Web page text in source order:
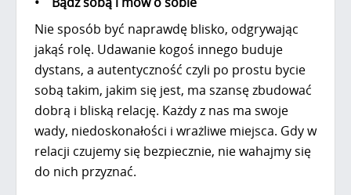
Nie sposób być naprawdę blisko, odgrywając
jakąś rolę. Udawanie kogoś innego buduje
dystans, a autentyczność czyli po prostu bycie
sobą takim, jakim się jest, ma szansę zbudować
dobrą i bliską relację. Każdy z nas ma swoje
wady, niedoskonałości i wrażliwe miejsca. Gdy w
relacji czujemy się bezpiecznie, nie wahajmy się
do nich przyznać.